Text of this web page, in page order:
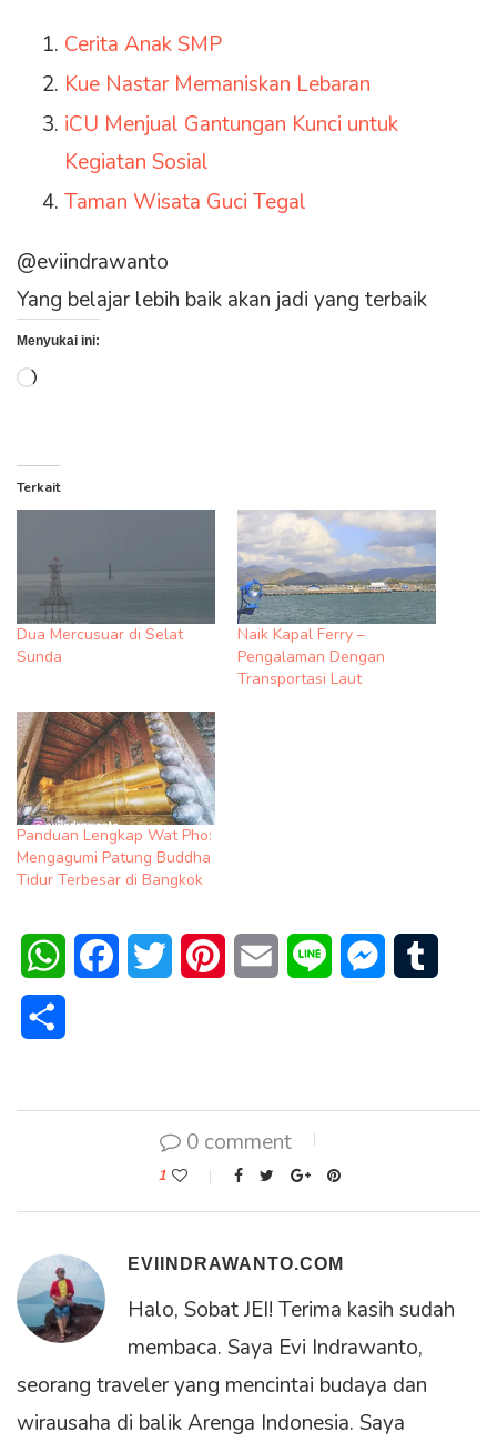
Cerita Anak SMP
Kue Nastar Memaniskan Lebaran
iCU Menjual Gantungan Kunci untuk
Kegiatan Sosial
Taman Wisata Guci Tegal
@eviindrawanto
Yang belajar lebih baik akan jadi yang terbaik
Menyukai ini:
Memuat...
Terkait
Dua Mercusuar di Selat
Sunda
Naik Kapal Ferry –
Pengalaman Dengan
Transportasi Laut
Panduan Lengkap Wat Pho:
Mengagumi Patung Buddha
Tidur Terbesar di Bangkok
WhatsAppFacebookTwitter PinterestEmail Line Messenger
0 comment
1
EVIINDRAWANTO.COM
Halo, Sobat JEI! Terima kasih sudah
membaca. Saya Evi Indrawanto,
seorang traveler yang mencintai budaya dan
wirausaha di balik Arenga Indonesia. Saya